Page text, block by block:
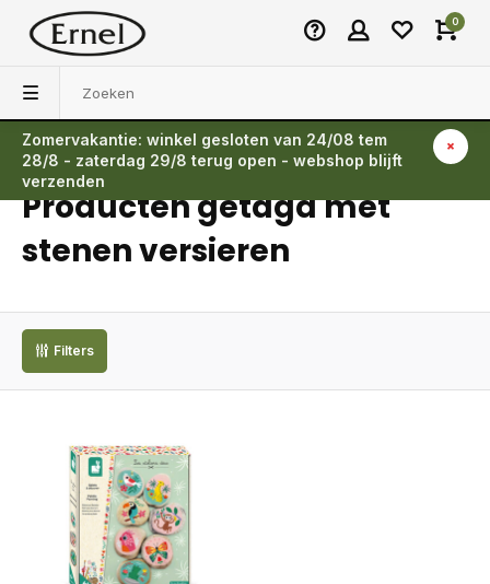
0
Zomervakantie: winkel gesloten van 24/08 tem
28/8 - zaterdag 29/8 terug open - webshop blijft
verzenden
Terug
Producten getagd met
stenen versieren
Filters